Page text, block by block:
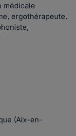
médicale
ergothérapeute,
(Aix-en-